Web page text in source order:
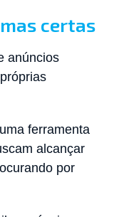
certas
anúncios
ferramenta
alcançar
por